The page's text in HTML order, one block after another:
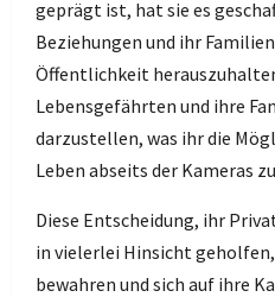
geprägt ist, hat sie es
Beziehungen und ihr
Öffentlichkeit
Lebensgefährten und ihre
darzustellen, was ihr die
Leben abseits der Kameras
Diese Entscheidung, ihr
in vielerlei Hinsicht
bewahren und sich auf ihre